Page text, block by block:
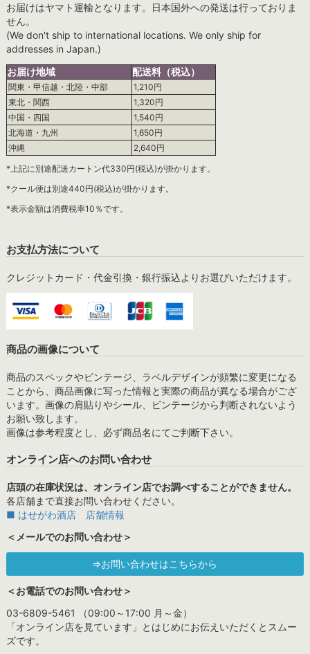
お届けはヤマト運輸となります。日本国外への発送は行っておりま
せん。
(We don't ship to international locations. We only ship for
addresses in Japan.)
お届け地域
配送料（税込）
関東・甲信越・北陸・中部
1,210円
東北・関西
1,320円
中国・四国
1,540円
北海道・九州
1,650円
沖縄
2,640円
*上記に別途配送カートン代330円(税込)が掛かります。
*クール便は別途440円(税込)が掛かります。
*表示金額は消費税率10％です。
お支払方法について
クレジットカード・代金引換・銀行振込よりお選びいただけます。
商品の画像について
商品のスペックやビンテージ、ラベルデザインが頻繁に変更になる
ことから、商品画像に写った情報と実際の商品が異なる場合がござ
います。画像の肩貼りやシール、ビンテージから判断されないよう
お願い致します。
画像は参考程度とし、必ず商品名にてご判断下さい。
オンライン店へのお問い合わせ
店頭の在庫状況は、オンライン店でお調べすることができません。
各店舗まで直接お問い合わせください。
■ はせがわ酒店 店舗情報
＜メールでのお問い合わせ＞
⇒お問い合わせはこちらから
＜お電話でのお問い合わせ＞
03-6809-5461 （09:00～17:00 月～金）
「オンライン店を見ています」とはじめにお伝えいただくとスムー
ズです。